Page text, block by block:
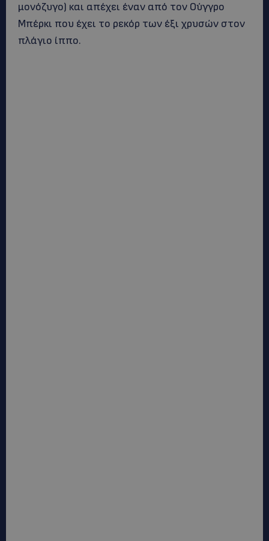
μονόζυγο) και απέχει έναν από τον Ούγγρο
Μπέρκι που έχει το ρεκόρ των έξι χρυσών στον
πλάγιο ίππο.